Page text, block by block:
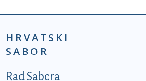
HRVATSKI
SABOR
Podnožje prvi izbornik
Rad Sabora